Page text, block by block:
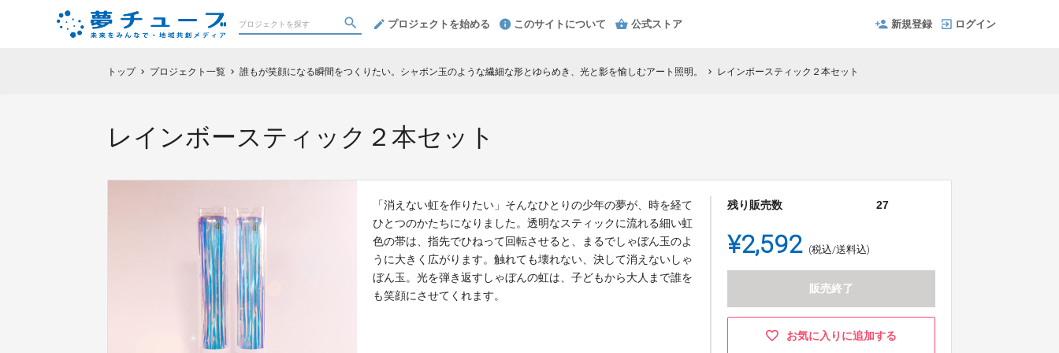
プロジェクトを始める このサイトについて 公式ストア 新規登録 ログイン
トップ chevron_right プロジェクト一覧 chevron_right 誰もが笑顔になる瞬間をつくりたい。シャボン玉のような繊細な形とゆらめき、光と影を愉しむアート照明。 chevron_right レインボースティック２本セット
レインボースティック２本セット
「消えない虹を作りたい」そんなひとりの少年の夢が、時を経て
ひとつのかたちになりました。透明なスティックに流れる細い虹
色の帯は、指先でひねって回転させると、まるでしゃぼん玉のよ
うに大きく広がります。触れても壊れない、決して消えないしゃ
ぼん玉。光を弾き返すしゃぼんの虹は、子どもから大人まで誰を
も笑顔にさせてくれます。
残り販売数 27
¥2,592 (税込/送料込)
販売終了
お気に入りに追加する